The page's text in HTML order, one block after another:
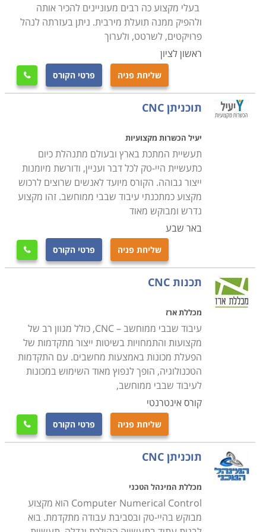
במסגרת קורס CNC לומדים הסטודנטים את כל יסודות עולם
זה, לרבות היסטוריה, התפתחות הענף, תרומתו לעולם
העיבוד השבבי, ההבדלים בין עולם זה ובין שיטות ואמצעי
עיבוד שבבי אחרים וכדומה. כמו כן, במהלך הקורס מתנסים
הסטודנטים בתכנון, עיצוב, בניית וחריטת דגמים על מכונות
אמיתיות על מנת להעניק להם את התחושה והמוכנות לצאת
אל שוק העבודה ולממש את הידע שספגו במהלך הקורס.
למי מתאימים הלימודים
הלימודים בקורס CNC נחלקים לשתי רמות מרכזיות:
למתחילים ולמתקדמים. הראשון מיועד בעיקר עבור
סטודנטים העושים את צעדיהם הראשונים בעולם העיבוד
השבבי, ואין להם ניסיון קודם של עבודה בתחום זה. הקורס
למתקדמים מיועד עבור אנשים המגיעים מהתעשייה עצמה,
במטרה להעשיר את ידיעותיהם בתחום, ולהשלים את הידע
הנדרש להם על מנת להפעיל מכונות במסגרת עבודתם.
בעלי מקצוע כה רבים מעוניינים להכיר אותה
ולהפיק ממנה תועלת מירבית. ניתן בעזרתה לנהל
פרויקטים, לשרטט, ולערוך
ראשון לציון
שליחת פניה פרטי הקורס 
תוכניתן CNC
יעיל הכשרות מקצועיות
תעשיית המתכת בארץ ובעולם מתנהלת כיום
כתעשיית היי-טק לכל דבר ועניין, ודורשת מיומנות
ייצור גבוהה. הקורס מיועד לאנשים שרוצים לרכוש
מקצוע כמתכנתי עיבוד שבבי ממוחשב. זהו מקצוע
נדרש ומבוקש מאוד
באר שבע
שליחת פניה פרטי הקורס 
תכנות CNC
מכללת ארז
עיבוד שבבי ממוחשב – CNC, כולל מגוון רב של
מקצועות והתמחויות בשיטות ייצור מתקדמות של
הפעלת מכונות באמצעות מחשבים. עם התקדמות
הטכנולוגיה, הופך לנפוץ מאוד השימוש במכונות
לעיבוד שבבי ממוחשב,
קורס אינטרנטי
שליחת פניה פרטי הקורס 
תוכניתן CNC
מכללת המינהל הטכני
Computer Numerical Control הוא מקצוע
מבוקש בהיי-טק ובסביבת עבודה מתקדמת. בוא